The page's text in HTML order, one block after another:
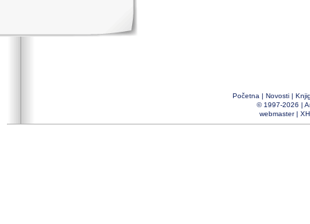
Početna | Novosti |
© 1997-2026 |
webmaster|